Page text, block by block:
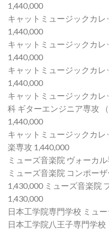
1,440,000
キャットミュージックカ
1,440,000
キャットミュージックカ
1,440,000
キャットミュージックカ
1,440,000
キャットミュージックカ
科 ギターエンジニア専攻
1,440,000
キャットミュージックカ
楽専攻 1,440,000
ミューズ音楽院 ヴォーカ
ミューズ音楽院 コンポー
1,430,000 ミューズ音楽院
1,430,000
日本工学院専門学校 ミュ
日本工学院八王子専門学